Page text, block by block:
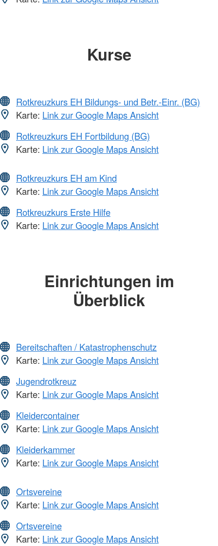
Kurse
Rotkreuzkurs EH Bildungs- und Betr.-Einr. (BG)
Karte: Link zur Google Maps Ansicht
Rotkreuzkurs EH Fortbildung (BG)
Karte: Link zur Google Maps Ansicht
Rotkreuzkurs EH am Kind
Karte: Link zur Google Maps Ansicht
Rotkreuzkurs Erste Hilfe
Karte: Link zur Google Maps Ansicht
Einrichtungen im
Überblick
Bereitschaften / Katastrophenschutz
Karte: Link zur Google Maps Ansicht
Jugendrotkreuz
Karte: Link zur Google Maps Ansicht
Kleidercontainer
Karte: Link zur Google Maps Ansicht
Kleiderkammer
Karte: Link zur Google Maps Ansicht
Ortsvereine
Karte: Link zur Google Maps Ansicht
Ortsvereine
Karte: Link zur Google Maps Ansicht